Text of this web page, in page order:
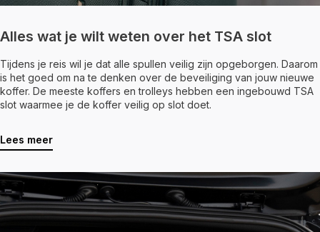
Alles wat je wilt weten over het TSA slot
Tijdens je reis wil je dat alle spullen veilig zijn opgeborgen. Daarom
is het goed om na te denken over de beveiliging van jouw nieuwe
koffer. De meeste koffers en trolleys hebben een ingebouwd TSA
slot waarmee je de koffer veilig op slot doet.
Lees meer